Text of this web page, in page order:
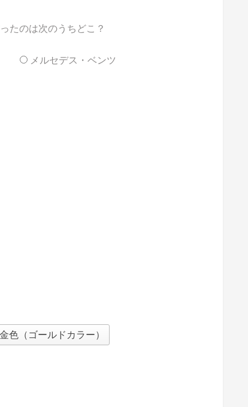
たのは次のうちどこ？
メルセデス・ベンツ
金色（ゴールドカラー）